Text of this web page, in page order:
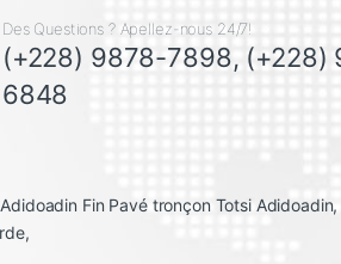
Des Questions ? Apellez-nous 24/7!
(+228) 9878-7898, (+228)
6848
Fin Pavé tronçon Totsi